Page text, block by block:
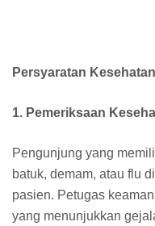
Persyaratan Kesehatan
1. Pemeriksaan
Pengunjung yang
batuk, demam, atau flu
pasien. Petugas
yang menunjukkan